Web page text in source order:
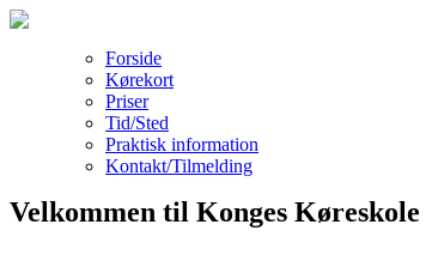
Forside
Kørekort
Priser
Tid/Sted
Praktisk information
Kontakt/Tilmelding
Velkommen til Konges Køreskole